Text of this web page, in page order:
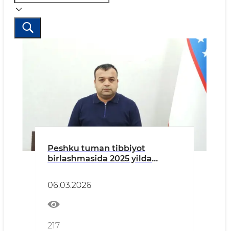
Peshku tuman tibbiyot
birlashmasida 2025 yilda
06.03.2026
217